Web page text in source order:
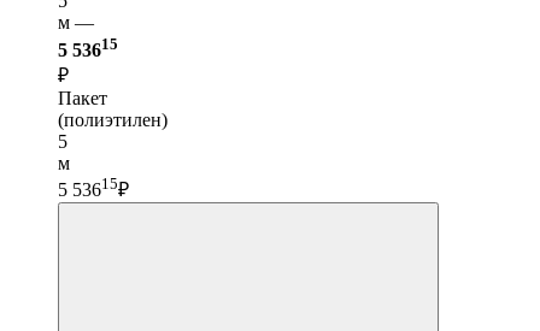
м —
5 53615
₽
Пакет
(полиэтилен)
5
м
5 53615₽